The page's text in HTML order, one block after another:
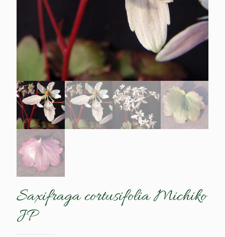
Saxifraga cortusifolia Michiko
JP